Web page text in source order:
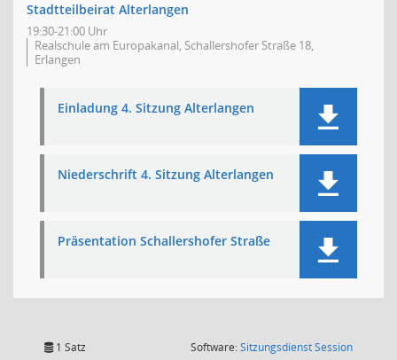
Stadtteilbeirat Alterlangen
19:30-21:00 Uhr
Realschule am Europakanal, Schallershofer Straße 18,
Erlangen
Einladung 4. Sitzung Alterlangen
Niederschrift 4. Sitzung Alterlangen
Präsentation Schallershofer Straße
1 Satz Software:SitzungsdienstSession(Wird in